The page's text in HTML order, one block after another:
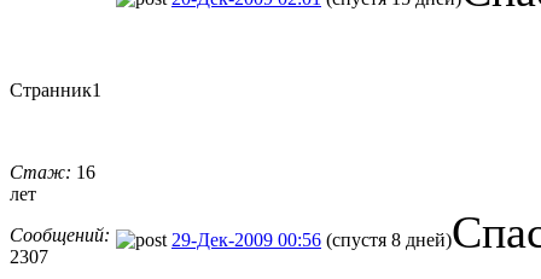
Странник1
Стаж: 16
лет
Сообщений:
2307
29-Дек-2009 00:56 (спустя 8 дней)